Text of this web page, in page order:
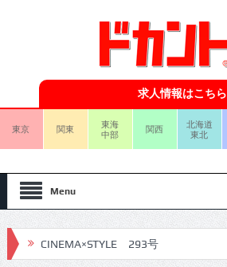
求人情報はこちら
東京 関東
東海
中部
関西
北海道
東北
Menu
CINEMA×STYLE 293号